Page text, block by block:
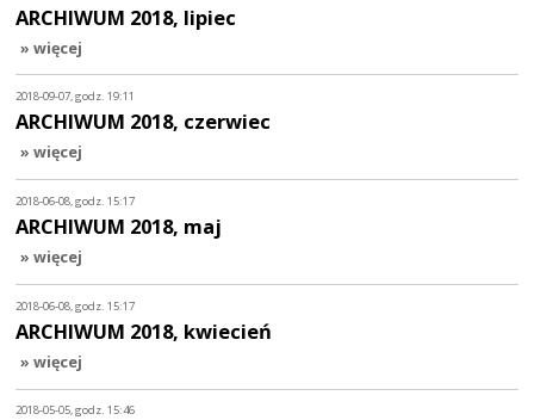
ARCHIWUM 2018, lipiec
» więcej
2018-09-07, godz. 19:11
ARCHIWUM 2018, czerwiec
» więcej
2018-06-08, godz. 15:17
ARCHIWUM 2018, maj
» więcej
2018-06-08, godz. 15:17
ARCHIWUM 2018, kwiecień
» więcej
2018-05-05, godz. 15:46